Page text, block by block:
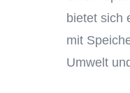
bietet sich
mit
Umwelt